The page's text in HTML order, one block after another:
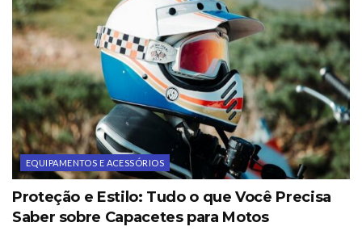
EQUIPAMENTOS E ACESSÓRIOS
Proteção e Estilo: Tudo o que Você Precisa
Saber sobre Capacetes para Motos